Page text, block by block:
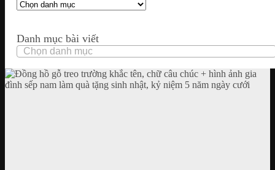
Danh mục bài viết
Danh
mục
bài
viết